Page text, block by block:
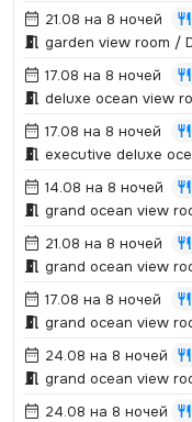
21.08 на 8 ночей
garden view room /
17.08 на 8 ночей
deluxe ocean view
17.08 на 8 ночей
executive deluxe
14.08 на 8 ночей
grand ocean view
21.08 на 8 ночей
grand ocean view
17.08 на 8 ночей
grand ocean view
24.08 на 8 ночей
grand ocean view
24.08 на 8 ночей